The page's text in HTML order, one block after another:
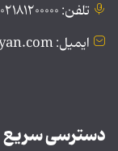
تلفن: ۰۲۱۸۱۲۰۰۰۰۰
ایمیل: public@tebyan.com
دسترسی سریع